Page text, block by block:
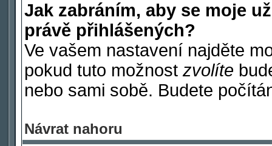
Jak zabráním, aby se moje
právě přihlášených?
Ve vašem nastavení najděte
pokud tuto možnost zvolíte
nebo sami sobě. Budete
Návrat nahoru